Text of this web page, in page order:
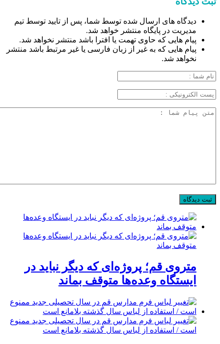
دیدگاه های ارسال شده توسط شما، پس از تایید توسط تیم
مدیریت در پایگاه منتشر خواهد شد.
پیام هایی که حاوی تهمت یا افترا باشد منتشر نخواهد شد.
پیام هایی که به غیر از زبان فارسی یا غیر مرتبط باشد منتشر
نخواهد شد.
متروی قم؛ پروژه‌ای که دیگر نباید در
ایستگاه وعده‌ها متوقف بماند